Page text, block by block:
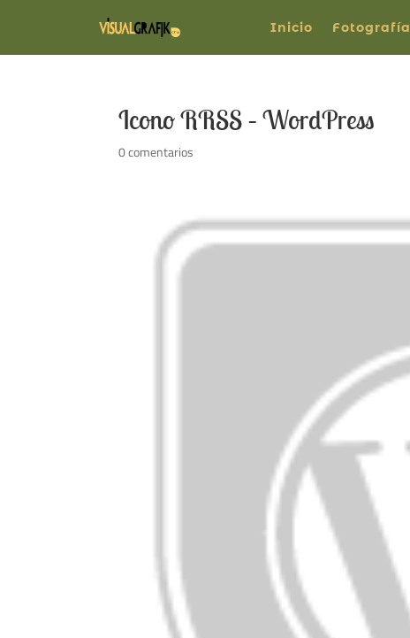
Inicio Fotografía
Icono RRSS – WordPress
0 comentarios